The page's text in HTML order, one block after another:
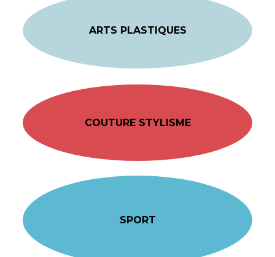
ARTS PLASTIQUES
COUTURE STYLISME
SPORT